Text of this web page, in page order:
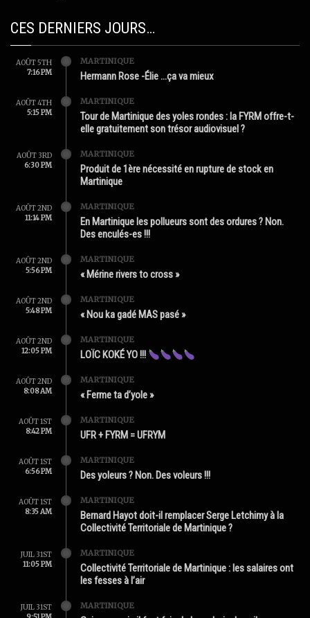
CES DERNIERS JOURS…
AOÛT 5TH
7:16 PM
MARTINIQUE
Hermann Rose -Élie …ça va mieux
AOÛT 4TH
5:15 PM
MARTINIQUE
Tour de Martinique des yoles rondes : la FYRM offre-t-
elle gratuitement son trésor audiovisuel ?
AOÛT 3RD
6:30 PM
MARTINIQUE
Produit de 1ère nécessité en rupture de stock en
Martinique
AOÛT 2ND
11:14 PM
MARTINIQUE
En Martinique les pollueurs sont des ordures ? Non.
Des enculés-es !!!
AOÛT 2ND
5:56 PM
MARTINIQUE
« Mérine rivers to cross »
AOÛT 2ND
5:48 PM
MARTINIQUE
« Nou ka gadé MAS pasé »
AOÛT 2ND
12:05 PM
MARTINIQUE
LOÏC KOKÉ YO !!!
AOÛT 2ND
8:08 AM
MARTINIQUE
« Ferme ta d’yole »
AOÛT 1ST
8:42 PM
MARTINIQUE
UFR + FYRM = UFRYM
AOÛT 1ST
6:56 PM
MARTINIQUE
Des yoleurs ? Non. Des voleurs !!!
AOÛT 1ST
8:35 AM
MARTINIQUE
Bernard Hayot doit-il remplacer Serge Letchimy à la
Collectivité Territoriale de Martinique ?
JUIL 31ST
11:05 PM
MARTINIQUE
Collectivité Territoriale de Martinique : les salaires ont
les fesses à l’air
JUIL 31ST
MARTINIQUE